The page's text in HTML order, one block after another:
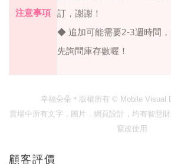
注意事項
訂，謝謝！
◆ 追加可能需要2-3週時間
先詢問庫存數喔！
幸福朵朵＊版權所有 © Mobile Visual
賣場中所有文字．圖片．網頁設計，均有智慧
竄改使用
顧客評價